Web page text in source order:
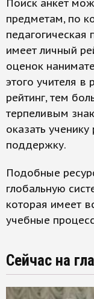
Поиск анкет
предметам, по
имеет личный
оценок
этого учителя
рейтинг, тем
терпеливым
оказать
поддержку.
Подобные
глобальную
которая имеет
учебные
Сейчас на